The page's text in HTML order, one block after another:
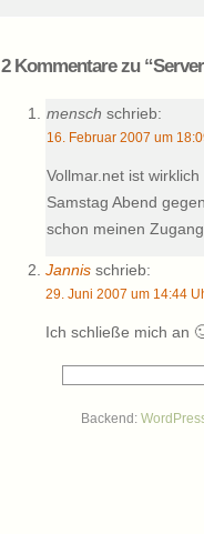
2 Kommentare zu
mensch schrieb:
16. Februar 2007 um
Vollmar.net ist
Samstag Abend
schon meinen
Jannis schrieb:
29. Juni 2007 um 14:44
Ich schließe mich an
Backend: